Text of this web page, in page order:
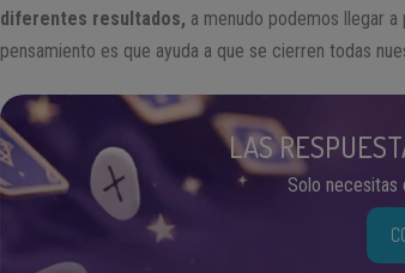
diferentes resultados, a menudo podemos llegar
pensamiento es que ayuda a que se cierren todas
LAS
Solo necesitas